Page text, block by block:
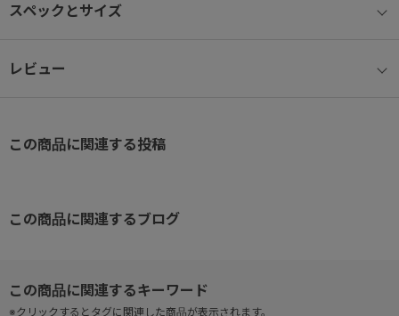
っています。
【特徴】
●付属革：ランダムなナチュラルシボで凹凸の陰影を表現した奥行
●A4ファイル収納可能：参考収納寸法 31.3×23.1cm
●ユーティリティポケット：小物を収納できる内装ポケット
●背面ポケット：小物を収納できる背面ポケット
スペックとサイズ
レビュー
※クリックするとタグに関連した商品が表示されます。
この商品に関連する投稿
この商品に関連するブログ